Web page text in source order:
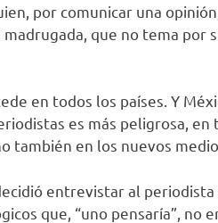
por comunicar una
que no tema por
en todos los países. Y
es más peligrosa,
también en los nuevos
entrevistar al periodista
que, “uno pensaría”, no